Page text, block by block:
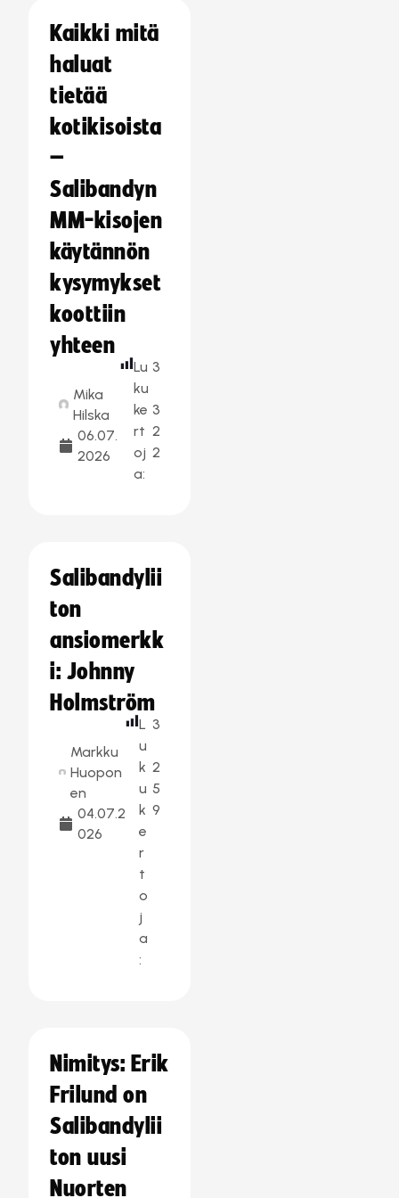
Kaikki mitä
haluat
tietää
kotikisoista
–
Salibandyn
MM-kisojen
käytännön
kysymykset
koottiin
yhteen
Mika
Hilska
06.07.
2026
Lu
ku
ke
rt
oj
a:
3
3
2
2
Salibandylii
ton
ansiomerkk
i: Johnny
Holmström
Markku
Huopon
en
04.07.2
026
L
u
k
u
k
e
r
t
o
j
a
:
3
2
5
9
Nimitys: Erik
Frilund on
Salibandylii
ton uusi
Nuorten